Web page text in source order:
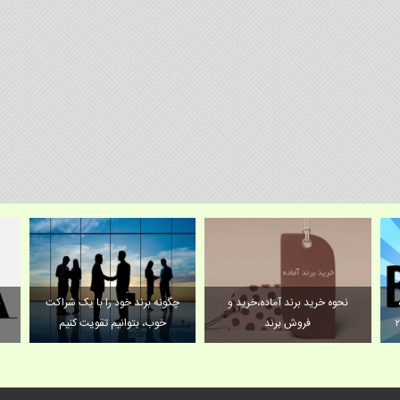
چگونه برند خود را با یک شراکت
خوب، بتوانیم تقویت کنیم
نحوه خرید برند آماده،خرید و
فروش برند